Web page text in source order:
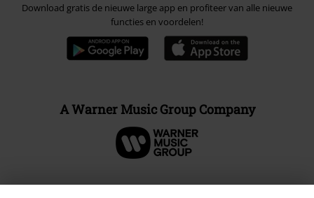
Download gratis de nieuwe large app en profiteer van alle nieuwe
functies en voordelen!
A Warner Music Group Company